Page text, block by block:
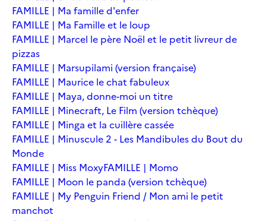
FAMILLE | Ma famille d'enfer
FAMILLE | Ma Famille et le loup
FAMILLE | Marcel le père Noël et le petit livreur de
pizzas
FAMILLE | Marsupilami (version française)
FAMILLE | Maurice le chat fabuleux
FAMILLE | Maya, donne-moi un titre
FAMILLE | Minecraft, Le Film (version tchèque)
FAMILLE | Minga et la cuillère cassée
FAMILLE | Minuscule 2 - Les Mandibules du Bout du
Monde
FAMILLE | Miss MoxyFAMILLE | Momo
FAMILLE | Moon le panda (version tchèque)
FAMILLE | My Penguin Friend / Mon ami le petit
manchot